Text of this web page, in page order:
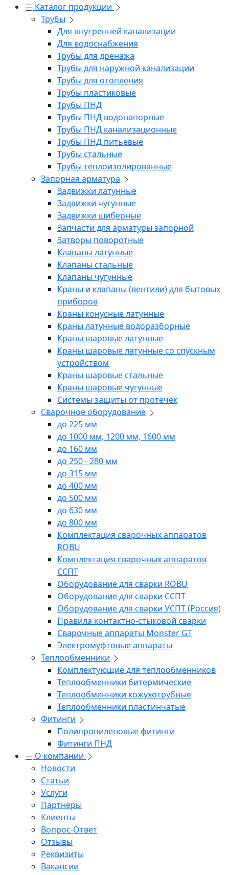
Каталог продукции
Трубы
Для внутренней канализации
Для водоснабжения
Трубы для дренажа
Трубы для наружной канализации
Трубы для отопления
Трубы пластиковые
Трубы ПНД
Трубы ПНД водонапорные
Трубы ПНД канализационные
Трубы ПНД питьевые
Трубы стальные
Трубы теплоизолированные
Запорная арматура
Задвижки латунные
Задвижки чугунные
Задвижки шиберные
Запчасти для арматуры запорной
Затворы поворотные
Клапаны латунные
Клапаны стальные
Клапаны чугунные
Краны и клапаны (вентили) для бытовых
приборов
Краны конусные латунные
Краны латунные водоразборные
Краны шаровые латунные
Краны шаровые латунные со спускным
устройством
Краны шаровые стальные
Краны шаровые чугунные
Системы защиты от протечек
Сварочное оборудование
до 225 мм
до 1000 мм, 1200 мм, 1600 мм
до 160 мм
до 250 - 280 мм
до 315 мм
до 400 мм
до 500 мм
до 630 мм
до 800 мм
Комплектация сварочных аппаратов
ROBU
Комплектация сварочных аппаратов
ССПТ
Оборудование для сварки ROBU
Оборудование для сварки ССПТ
Оборудование для сварки УСПТ (Россия)
Правила контактно-стыковой сварки
Сварочные аппараты Monster GT
Электромуфтовые аппараты
Теплообменники
Комплектующие для теплообменников
Теплообменники битермические
Теплообменники кожухотрубные
Теплообменники пластинчатые
Фитинги
Полипропиленовые фитинги
Фитинги ПНД
О компании
Новости
Статьи
Услуги
Партнёры
Клиенты
Вопрос-Ответ
Отзывы
Реквизиты
Вакансии